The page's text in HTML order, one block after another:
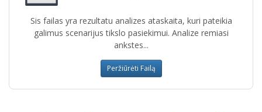
Sis failas yra rezultatu analizes ataskaita, kuri pateikia
galimus scenarijus tikslo pasiekimui. Analize remiasi
ankstes...
Peržiūrėti Failą